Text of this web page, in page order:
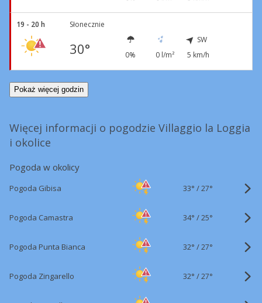
19 - 20 h Słonecznie
30° 0% 0 l/m²
SW
5 km/h
Pokaż więcej godzin
Więcej informacji o pogodzie Villaggio la Loggia
i okolice
Pogoda w okolicy
Pogoda Gibisa 33° /27°
Pogoda Camastra 34° /25°
Pogoda Punta Bianca 32° /27°
Pogoda Zingarello 32° /27°